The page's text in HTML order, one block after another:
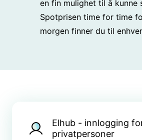
en fin mulighet til å kunne
Spotprisen time for time
morgen finner du til
Elhub - innlogging
privatpersoner